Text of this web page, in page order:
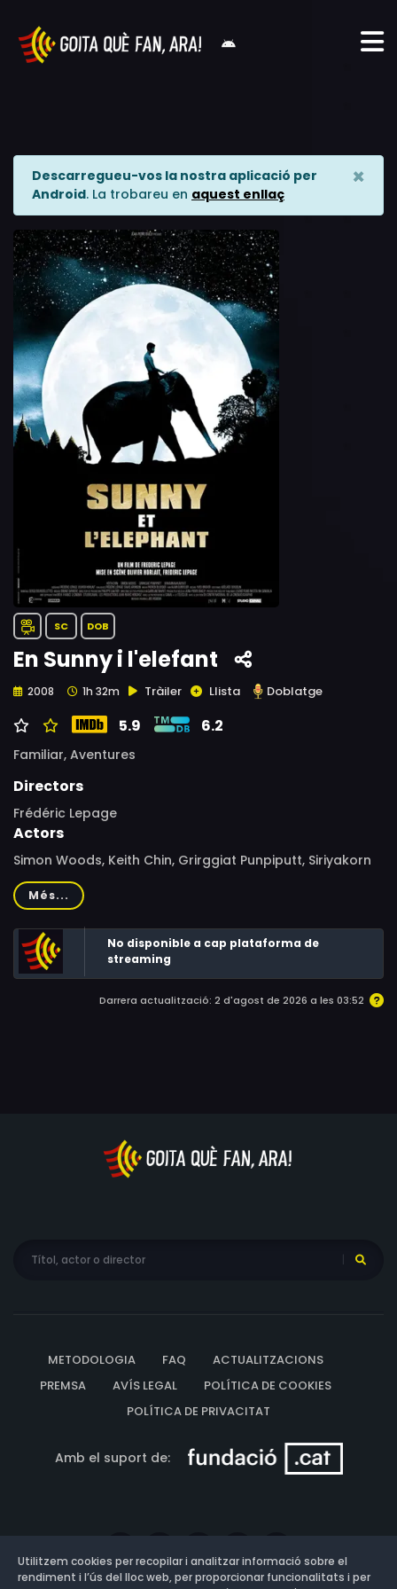
Descarregueu-vos la nostra aplicació per
Android. La trobareu en aquest enllaç
×
SC DOB
En Sunny i l'elefant
2008 1h 32m Tràiler Llista Doblatge
5.9 6.2
Familiar, Aventures
Directors
Frédéric Lepage
Actors
Simon Woods, Keith Chin, Grirggiat Punpiputt, Siriyakorn
Pukkavesh, Krissada Sukosol Clapp, Dom Haetrakul, Glen
Chin, Raymond Tsang Chau-Ming, Xuyen Dangers, Srikarn
Nakavisut, Danai Thiengdham, Nophand Boonyai
Més...
No disponible a cap plataforma de
streaming
Darrera actualització: 2 d'agost de 2026 a les 03:52
METODOLOGIA FAQ
ACTUALITZACIONS
PREMSA
AVÍS LEGAL
POLÍTICA DE COOKIES
POLÍTICA DE PRIVACITAT
Amb el suport de:
Utilitzem cookies per recopilar i analitzar informació sobre el
rendiment i l’ús del lloc web, per proporcionar funcionalitats i per